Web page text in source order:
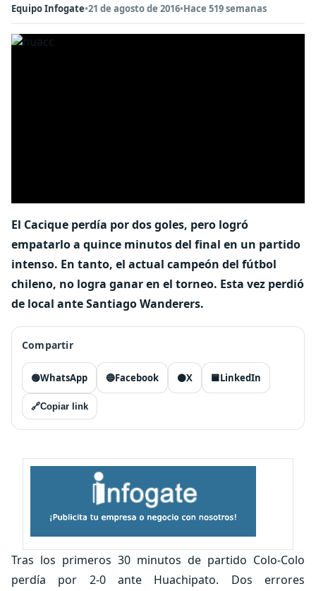
Equipo Infogate•21 de agosto de 2016•Hace 519 semanas
El Cacique perdía por dos goles, pero logró
empatarlo a quince minutos del final en un partido
intenso. En tanto, el actual campeón del fútbol
chileno, no logra ganar en el torneo. Esta vez perdió
de local ante Santiago Wanderers.
Compartir
🟢WhatsApp 🔵Facebook ⚫X 🟦LinkedIn
🔗Copiar link
Tras los primeros 30 minutos de partido Colo-Colo
perdía por 2-0 ante Huachipato. Dos errores